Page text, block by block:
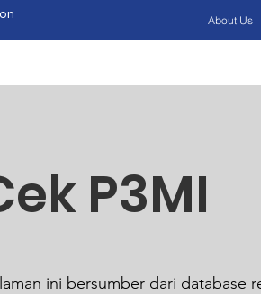
About Us
P3MI
ini bersumber dari database